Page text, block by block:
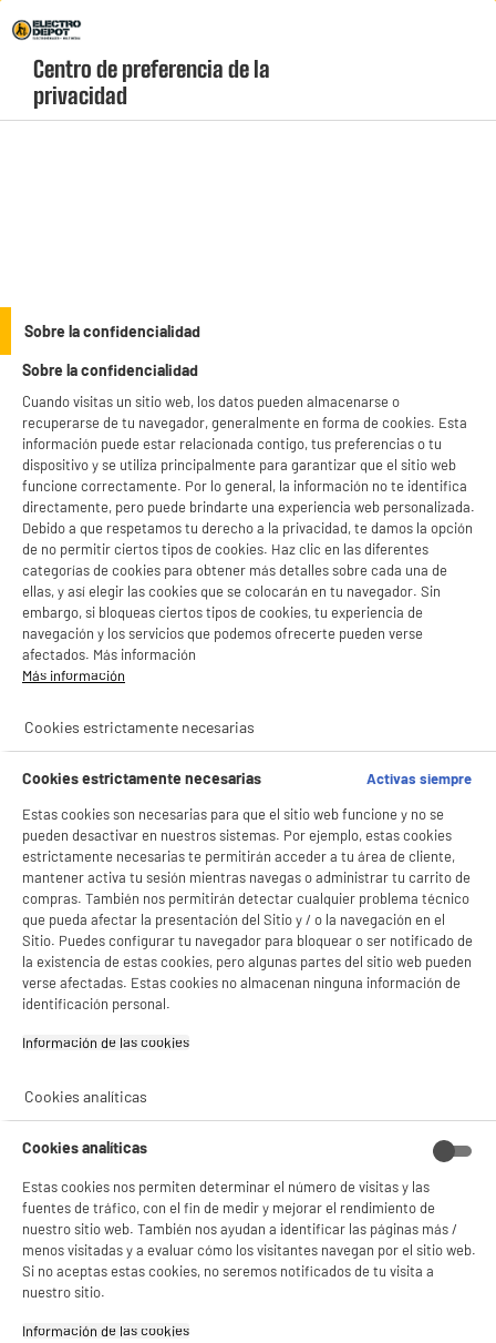
Menú
geolocation-header-icon-text
account
Carga Superior WT 813 A W566C2
Centro de preferencia de la
privacidad
Sobre la confidencialidad
Sobre la confidencialidad
Cuando visitas un sitio web, los datos pueden almacenarse o
recuperarse de tu navegador, generalmente en forma de cookies. Esta
información puede estar relacionada contigo, tus preferencias o tu
dispositivo y se utiliza principalmente para garantizar que el sitio web
funcione correctamente. Por lo general, la información no te identifica
directamente, pero puede brindarte una experiencia web personalizada.
Debido a que respetamos tu derecho a la privacidad, te damos la opción
de no permitir ciertos tipos de cookies. Haz clic en las diferentes
categorías de cookies para obtener más detalles sobre cada una de
ellas, y así elegir las cookies que se colocarán en tu navegador. Sin
embargo, si bloqueas ciertos tipos de cookies, tu experiencia de
navegación y los servicios que podemos ofrecerte pueden verse
afectados. Más información
Más información
Cookies estrictamente necesarias
Cookies estrictamente necesarias
Activas siempre
Estas cookies son necesarias para que el sitio web funcione y no se
pueden desactivar en nuestros sistemas. Por ejemplo, estas cookies
estrictamente necesarias te permitirán acceder a tu área de cliente,
mantener activa tu sesión mientras navegas o administrar tu carrito de
compras. También nos permitirán detectar cualquier problema técnico
que pueda afectar la presentación del Sitio y / o la navegación en el
Sitio. Puedes configurar tu navegador para bloquear o ser notificado de
la existencia de estas cookies, pero algunas partes del sitio web pueden
verse afectadas. Estas cookies no almacenan ninguna información de
identificación personal.
Información de las cookies‎
Cookies analíticas
Cookies analíticas
Estas cookies nos permiten determinar el número de visitas y las
fuentes de tráfico, con el fin de medir y mejorar el rendimiento de
nuestro sitio web. También nos ayudan a identificar las páginas más /
menos visitadas y a evaluar cómo los visitantes navegan por el sitio web.
Si no aceptas estas cookies, no seremos notificados de tu visita a
nuestro sitio.
Información de las cookies‎